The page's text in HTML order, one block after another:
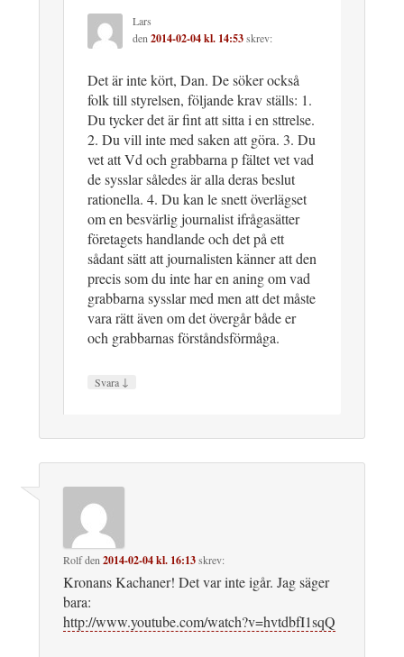
Lars
den2014-02-04 kl. 14:53skrev:
Det är inte kört, Dan. De söker också
folk till styrelsen, följande krav ställs: 1.
Du tycker det är fint att sitta i en sttrelse.
2. Du vill inte med saken att göra. 3. Du
vet att Vd och grabbarna p fältet vet vad
de sysslar således är alla deras beslut
rationella. 4. Du kan le snett överlägset
om en besvärlig journalist ifrågasätter
företagets handlande och det på ett
sådant sätt att journalisten känner att den
precis som du inte har en aning om vad
grabbarna sysslar med men att det måste
vara rätt även om det övergår både er
och grabbarnas förståndsförmåga.
Svara ↓
Rolfden2014-02-04 kl. 16:13skrev:
Kronans Kachaner! Det var inte igår. Jag säger
bara:
http://www.youtube.com/watch?v=hvtdbfI1sqQ